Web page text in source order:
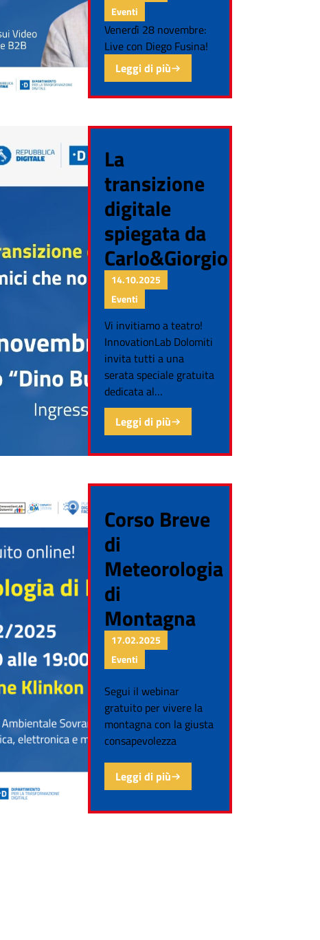
Eventi
Venerdì 28 novembre:
Live con Diego Fusina!
Leggi di più
La
transizione
digitale
spiegata da
Carlo&Giorgio
14.10.2025
Eventi
Vi invitiamo a teatro!
InnovationLab Dolomiti
invita tutti a una
serata speciale gratuita
dedicata al…
Leggi di più
Corso Breve
di
Meteorologia
di
Montagna
17.02.2025
Eventi
Segui il webinar
gratuito per vivere la
montagna con la giusta
consapevolezza
Leggi di più